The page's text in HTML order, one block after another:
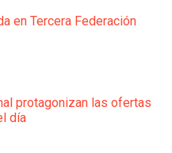
en Tercera Federación
protagonizan las ofertas
día